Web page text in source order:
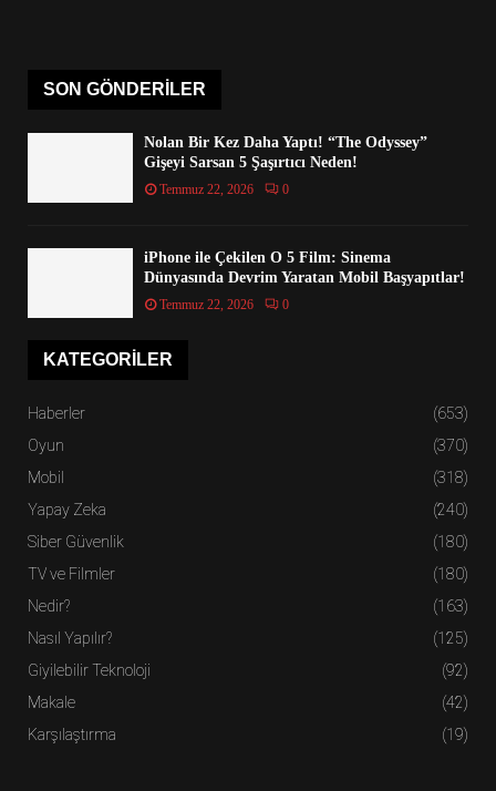
SON GÖNDERILER
Nolan Bir Kez Daha Yaptı! “The Odyssey”
Gişeyi Sarsan 5 Şaşırtıcı Neden!
Temmuz 22, 2026 0
iPhone ile Çekilen O 5 Film: Sinema
Dünyasında Devrim Yaratan Mobil Başyapıtlar!
Temmuz 22, 2026 0
KATEGORILER
Haberler
(653)
Oyun
(370)
Mobil
(318)
Yapay Zeka
(240)
Siber Güvenlik
(180)
TV ve Filmler
(180)
Nedir?
(163)
Nasıl Yapılır?
(125)
Giyilebilir Teknoloji
(92)
Makale
(42)
Karşılaştırma
(19)